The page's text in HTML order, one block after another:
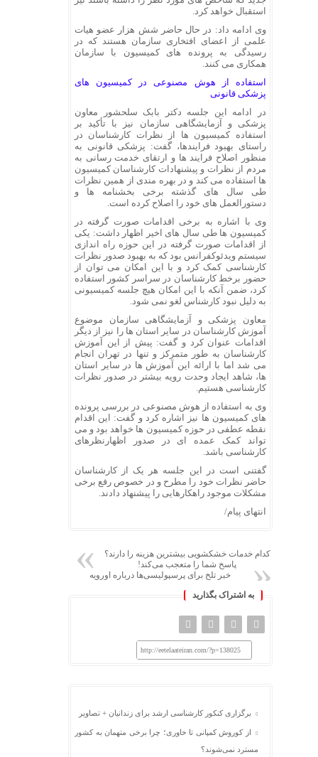
استقبال خواهد کرد.
وی ادامه داد: در حال حاضر شش هزار عضو هیات
علمی از اعضای افتخاری سازمان هستند که در
رسیدگی به پرونده های کمیسیون با سازمان
همکاری می کنند.
استفاده از هوش مصنوعی در کمیسیون های
پزشکی قانونی
در ادامه این جلسه دکتر بابک سلحشور معاون
پزشکی و آزمایشگاهی سازمان نیز با تأکید بر
استفاده کمیسیون ها از نظرات کارشناسان در
راستای بهبود فرایندها، گفت: پزشکی قانونی به
منظور اصلاح فرایند ها و ارتقای خدمت رسانی به
مردم از نظرات و پیشنهادات کارشناسان کمیسیون
ها استفاده می کند و در بهره مندی از همین نظرات
طی سال های گذشته برخی بخشنامه ها و
دستورالعمل های خود را اصلاح کرده است.
وی با اشاره به برخی اقدامات صورت گرفته در
کمیسیون ها طی سال های اخیر اظهار داشت: یکی
از اقدامات صورت گرفته در این حوزه راه اندازی
سیستم ویدئوکفرانس بود که به بهبود صدور نظرات
کارشناسی کمک کرد و با این امکان می توان از
حضور برخط کارشناسان در سراسر کشور استفاده
کرد، ضمن آنکه با این امکان هیچ جلسه کمیسیونی
به دلیل نبود کارشناس لغو نمی شود.
معاون پزشکی و آزمایشگاهی سازمان موضوع
آموزش کارشناسان در سایر استان ها را نیز از دیگر
اقدامات عنوان کرد و گفت: پیش از این آموزش
کارشناسان به طور متمرکز و تنها در تهران انجام
می شد اما با ارائه این آموزش ها در سایر استان
ها، شاهد ایجاد وحدت رویه بیشتر در صدور نظرات
کارشناسی هستیم.
وی به استفاده از هوش مصنوعی در بررسی پرونده
های کمیسیون ها نیز اشاره کرد و گفت: این اقدام
نقطه عطفی در حوزه کمیسیون ها خواهد بود و می
تواند کمک عمده ای در صدور اظهارنظرهای
کارشناسی باشد.
گفتنی است در این جلسه هر یک از کارشناسان
حاضر نظرات خود را مطرح و در خصوص رفع برخی
مشکلات موجود راهکارهایی را پیشنهاد دادند.
انتهای پیام/
کدام خدمات خشکشویی بیشترین هزینه را دارند؟
پاسخ شما را متعجب می‌کند!
خبر تلخ برای پرسپولیسی‌ها درباره اورویه
به اشتراک بگذارید
http://eetelaateiran.com/?p=138025
برگزاری کنکور کارشناسی ارشد برای زندانیان + تصاویر
از کوروش کمپانی تا خاوری؛ چرا برخی متهمان به کشور
مسترد نمی‌شوند؟